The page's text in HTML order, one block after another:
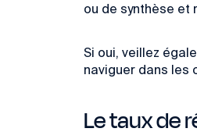
ou de synthèse et
Si oui, veillez
naviguer dans les
Le taux de